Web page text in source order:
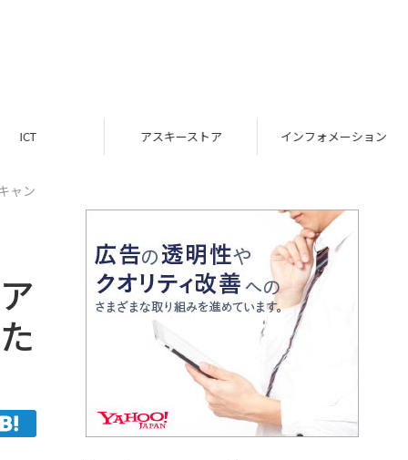
ICT アスキーストア インフォメーション
ャン